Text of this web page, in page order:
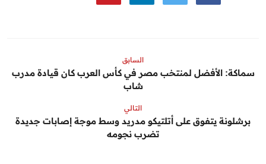
السابق
سماكة: الأفضل لمنتخب مصر في كأس العرب كان قيادة مدرب
شاب
التالي
برشلونة يتفوق على أتلتيكو مدريد وسط موجة إصابات جديدة
تضرب نجومه